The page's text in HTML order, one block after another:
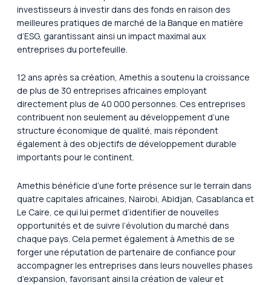
investisseurs à investir dans des fonds en raison des
meilleures pratiques de marché de la Banque en matière
d’ESG, garantissant ainsi un impact maximal aux
entreprises du portefeuille.
12 ans après sa création, Amethis a soutenu la croissance
de plus de 30 entreprises africaines employant
directement plus de 40 000 personnes. Ces entreprises
contribuent non seulement au développement d’une
structure économique de qualité, mais répondent
également à des objectifs de développement durable
importants pour le continent.
Amethis bénéficie d’une forte présence sur le terrain dans
quatre capitales africaines, Nairobi, Abidjan, Casablanca et
Le Caire, ce qui lui permet d’identifier de nouvelles
opportunités et de suivre l’évolution du marché dans
chaque pays. Cela permet également à Amethis de se
forger une réputation de partenaire de confiance pour
accompagner les entreprises dans leurs nouvelles phases
d’expansion, favorisant ainsi la création de valeur et